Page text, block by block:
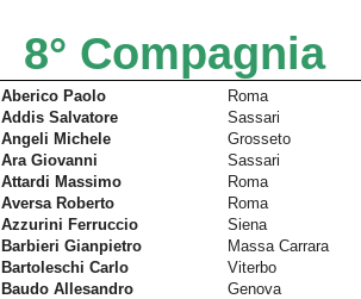
8° Compagnia
Aberico Paolo
Roma
Addis Salvatore
Sassari
Angeli Michele
Grosseto
Ara Giovanni
Sassari
Attardi Massimo
Roma
Aversa Roberto
Roma
Azzurini Ferruccio
Siena
Barbieri Gianpietro
Massa Carrara
Bartoleschi Carlo
Viterbo
Baudo Allesandro
Genova